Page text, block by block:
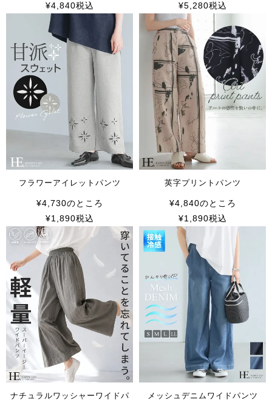
¥4,840税込 ¥5,280税込
フラワーアイレットパンツ
¥4,730のところ
¥1,890税込
英字プリントパンツ
¥4,840のところ
¥1,890税込
ナチュラルワッシャーワイドパ
メッシュデニムワイドパンツ